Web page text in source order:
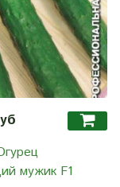
мужик F1